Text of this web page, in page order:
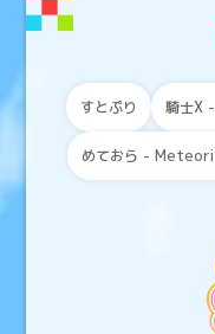
すとぷり 騎士X
めておら -